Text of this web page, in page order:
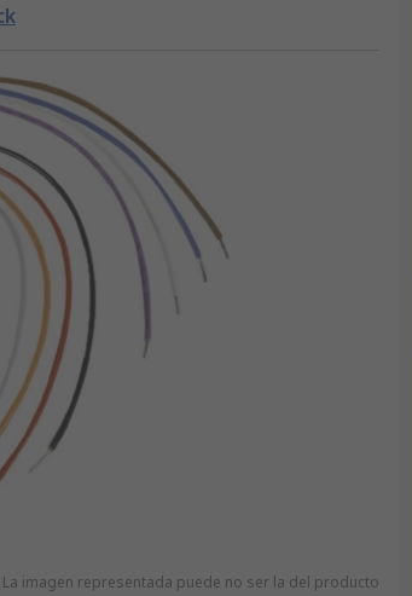
La imagen representada puede no ser la del producto